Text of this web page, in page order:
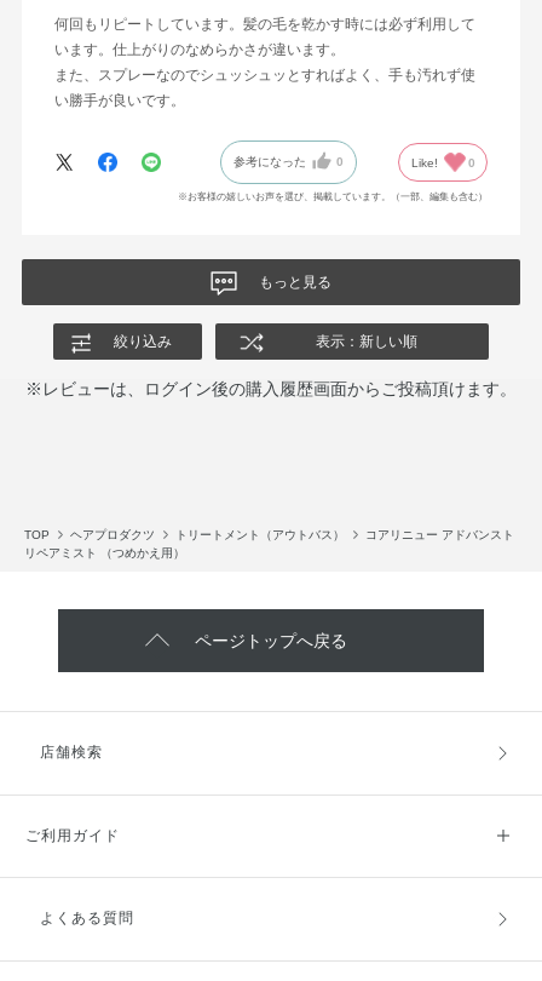
何回もリピートしています。髪の毛を乾かす時には必ず利用して
います。仕上がりのなめらかさが違います。
また、スプレーなのでシュッシュッとすればよく、手も汚れず使
い勝手が良いです。
参考になった 0 Like! 0
※お客様の嬉しいお声を選び、掲載しています。（一部、編集も含む）
もっと見る
絞り込み 表示：新しい順
※レビューは、ログイン後の購入履歴画面からご投稿頂けます。
TOP ヘアプロダクツ トリートメント（アウトバス）
コアリニュー アドバンスト
リペアミスト （つめかえ用）
ページトップへ戻る
店舗検索
ご利用ガイド
ご利用ガイドトップ
よくある質問